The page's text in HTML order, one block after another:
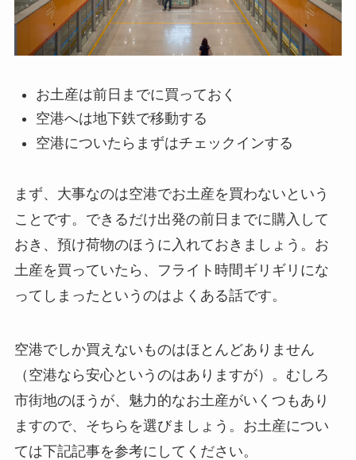
お土産は前日までに買っておく
空港へは地下鉄で移動する
空港についたらまずはチェックインする
まず、大事なのは空港でお土産を買わないという
ことです。できるだけ出発の前日までに購入して
おき、預け荷物のほうに入れておきましょう。お
土産を買っていたら、フライト時間ギリギリにな
ってしまったというのはよくある話です。
空港でしか買えないものはほとんどありません
（空港なら安心というのはありますが）。むしろ
市街地のほうが、魅力的なお土産がいくつもあり
ますので、そちらを選びましょう。お土産につい
ては下記記事を参考にしてください。